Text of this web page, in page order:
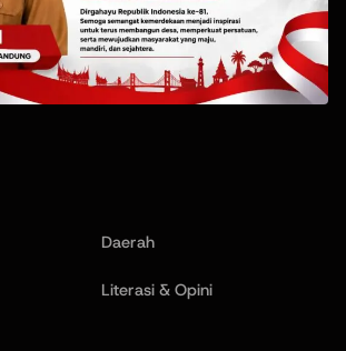
Daerah
Literasi & Opini